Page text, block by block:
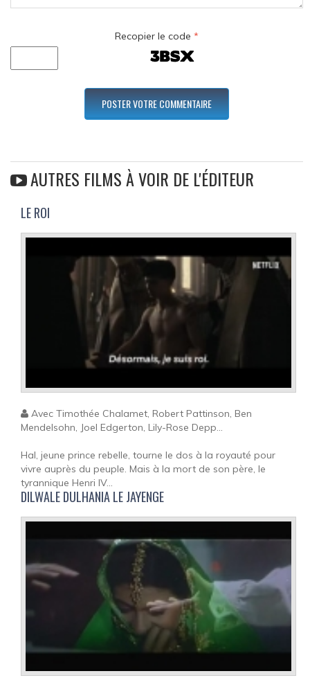
Recopier le code *
AUTRES FILMS À VOIR DE L'ÉDITEUR
LE ROI
Avec Timothée Chalamet, Robert Pattinson, Ben
Mendelsohn, Joel Edgerton, Lily-Rose Depp...
Hal, jeune prince rebelle, tourne le dos à la royauté pour
vivre auprès du peuple. Mais à la mort de son père, le
tyrannique Henri IV...
DILWALE DULHANIA LE JAYENGE